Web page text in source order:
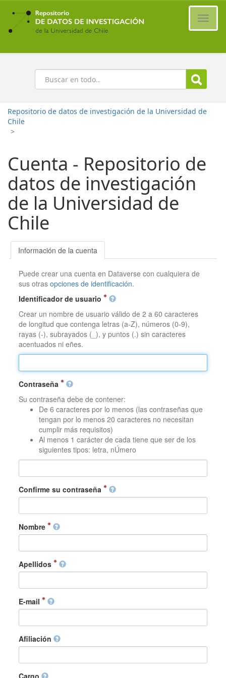
Ir
contenido
principal
Buscar
Repositorio de datos de investigación de la Universidad de
Chile
>
Cuenta - Repositorio de
datos de investigación
de la Universidad de
Chile
Información de la cuenta
Puede crear una cuenta en Dataverse con cualquiera de
sus otrasopciones de identificación.
Identificador de usuario
Crear un nombre de usuario válido de 2 a 60 caracteres
de longitud que contenga letras (a-Z), números (0-9),
rayas (-), subrayados (_), y puntos (.) sin caracteres
acentuados ni eñes.
Contraseña
Su contraseña debe de contener:
De 6 caracteres por lo menos (las contraseñas que
tengan por lo menos 20 caracteres no necesitan
cumplir más requisitos)
Al menos 1 carácter de cada tiene que ser de los
siguientes tipos: letra, nÚmero
Confirme su contraseña
Nombre
Apellidos
E-mail
Afiliación
Cargo